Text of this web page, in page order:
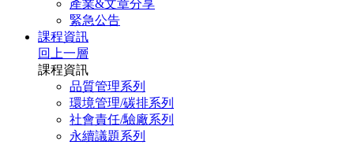
產業&文章分享
緊急公告
課程資訊
回上一層
課程資訊
品質管理系列
環境管理/碳排系列
社會責任/驗廠系列
永續議題系列